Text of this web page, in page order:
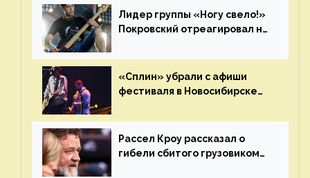
Лидер группы «Ногу свело!»
Покровский отреагировал на
«Сплин» убрали с афиши
фестиваля в Новосибирске
отцов»
Рассел Кроу рассказал о
гибели сбитого грузовиком